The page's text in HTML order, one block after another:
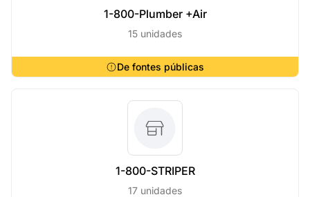
1-800-Plumber +Air
15 unidades
De fontes públicas
1-800-STRIPER
17 unidades